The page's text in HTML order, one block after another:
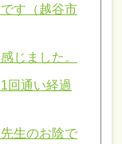
す（越谷市
じました。
回通い経過
生のお陰で